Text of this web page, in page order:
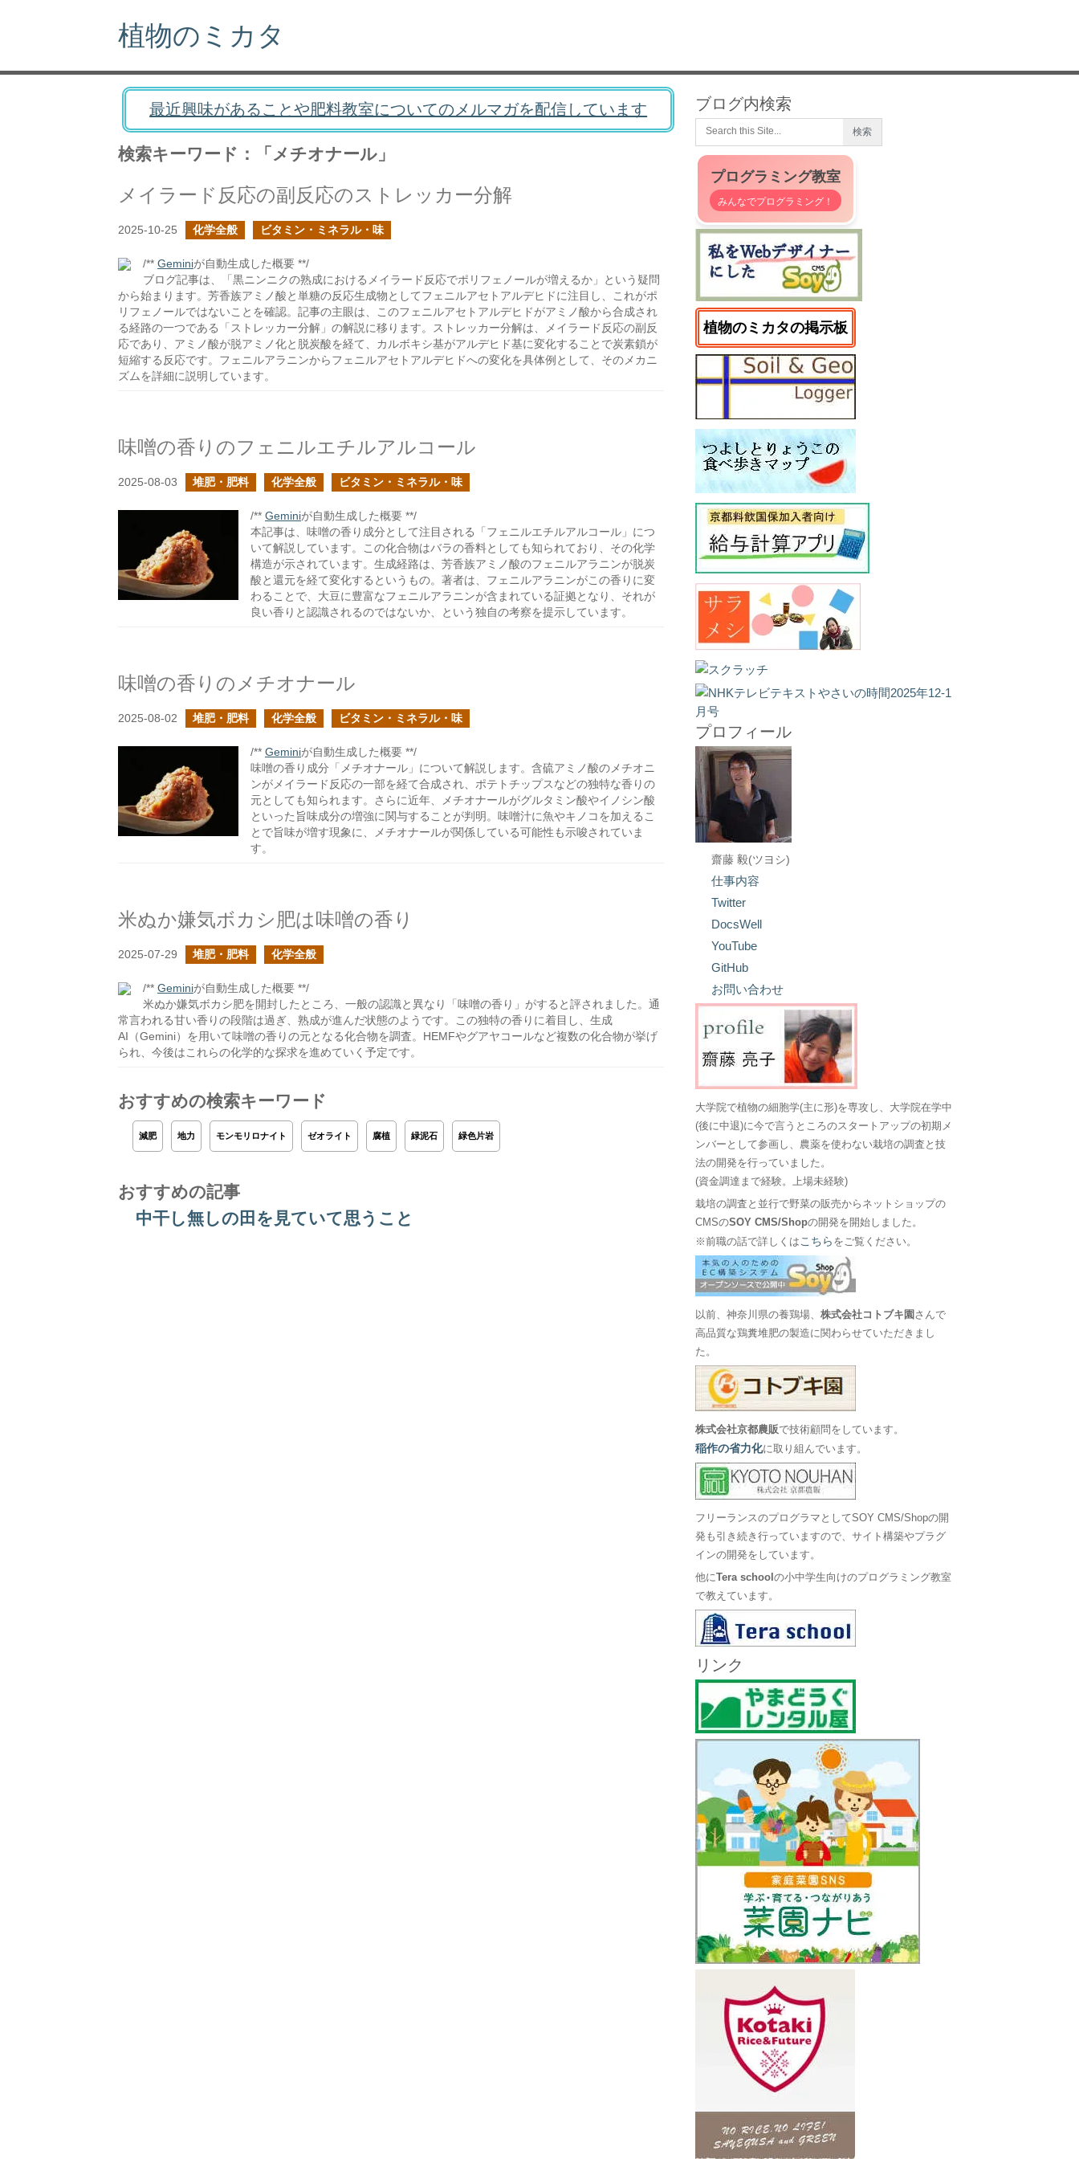
植物のミカタ
最近興味があることや肥料教室についてのメルマガを配信しています
検索キーワード：「メチオナール」
メイラード反応の副反応のストレッカー分解
2025-10-25 化学全般 ビタミン・ミネラル・味
/** Geminiが自動生成した概要 **/
ブログ記事は、「黒ニンニクの熟成におけるメイラード反応でポリフェノールが増えるか」という疑問
から始まります。芳香族アミノ酸と単糖の反応生成物としてフェニルアセトアルデヒドに注目し、これがポ
リフェノールではないことを確認。記事の主眼は、このフェニルアセトアルデヒドがアミノ酸から合成され
る経路の一つである「ストレッカー分解」の解説に移ります。ストレッカー分解は、メイラード反応の副反
応であり、アミノ酸が脱アミノ化と脱炭酸を経て、カルボキシ基がアルデヒド基に変化することで炭素鎖が
短縮する反応です。フェニルアラニンからフェニルアセトアルデヒドへの変化を具体例として、そのメカニ
ズムを詳細に説明しています。
味噌の香りのフェニルエチルアルコール
2025-08-03 堆肥・肥料 化学全般 ビタミン・ミネラル・味
/** Geminiが自動生成した概要 **/
本記事は、味噌の香り成分として注目される「フェニルエチルアルコール」につ
いて解説しています。この化合物はバラの香料としても知られており、その化学
構造が示されています。生成経路は、芳香族アミノ酸のフェニルアラニンが脱炭
酸と還元を経て変化するというもの。著者は、フェニルアラニンがこの香りに変
わることで、大豆に豊富なフェニルアラニンが含まれている証拠となり、それが
良い香りと認識されるのではないか、という独自の考察を提示しています。
味噌の香りのメチオナール
2025-08-02 堆肥・肥料 化学全般 ビタミン・ミネラル・味
/** Geminiが自動生成した概要 **/
味噌の香り成分「メチオナール」について解説します。含硫アミノ酸のメチオニ
ンがメイラード反応の一部を経て合成され、ポテトチップスなどの独特な香りの
元としても知られます。さらに近年、メチオナールがグルタミン酸やイノシン酸
といった旨味成分の増強に関与することが判明。味噌汁に魚やキノコを加えるこ
とで旨味が増す現象に、メチオナールが関係している可能性も示唆されていま
す。
米ぬか嫌気ボカシ肥は味噌の香り
2025-07-29 堆肥・肥料 化学全般
/** Geminiが自動生成した概要 **/
米ぬか嫌気ボカシ肥を開封したところ、一般の認識と異なり「味噌の香り」がすると評されました。通
常言われる甘い香りの段階は過ぎ、熟成が進んだ状態のようです。この独特の香りに着目し、生成
AI（Gemini）を用いて味噌の香りの元となる化合物を調査。HEMFやグアヤコールなど複数の化合物が挙げ
られ、今後はこれらの化学的な探求を進めていく予定です。
おすすめの検索キーワード
減肥 地力 モンモリロナイト ゼオライト 腐植 緑泥石 緑色片岩
おすすめの記事
中干し無しの田を見ていて思うこと
ブログ内検索
プログラミング教室
みんなでプログラミング！
植物のミカタの掲示板
プロフィール
齋藤 毅(ツヨシ)
仕事内容
Twitter
DocsWell
YouTube
GitHub
お問い合わせ
大学院で植物の細胞学(主に形)を専攻し、大学院在学中
(後に中退)に今で言うところのスタートアップの初期メ
ンバーとして参画し、農薬を使わない栽培の調査と技
法の開発を行っていました。
(資金調達まで経験。上場未経験)
栽培の調査と並行で野菜の販売からネットショップの
CMSのSOY CMS/Shopの開発を開始しました。
※前職の話で詳しくは こちら をご覧ください。
以前、神奈川県の養鶏場、株式会社コトブキ園 さんで
高品質な鶏糞堆肥の製造に関わらせていただきまし
た。
株式会社京都農販で技術顧問をしています。
稲作の省力化に取り組んでいます。
フリーランスのプログラマとしてSOY CMS/Shopの開
発も引き続き行っていますので、サイト構築やプラグ
インの開発をしています。
他にTera schoolの小中学生向けのプログラミング教室
で教えています。
リンク